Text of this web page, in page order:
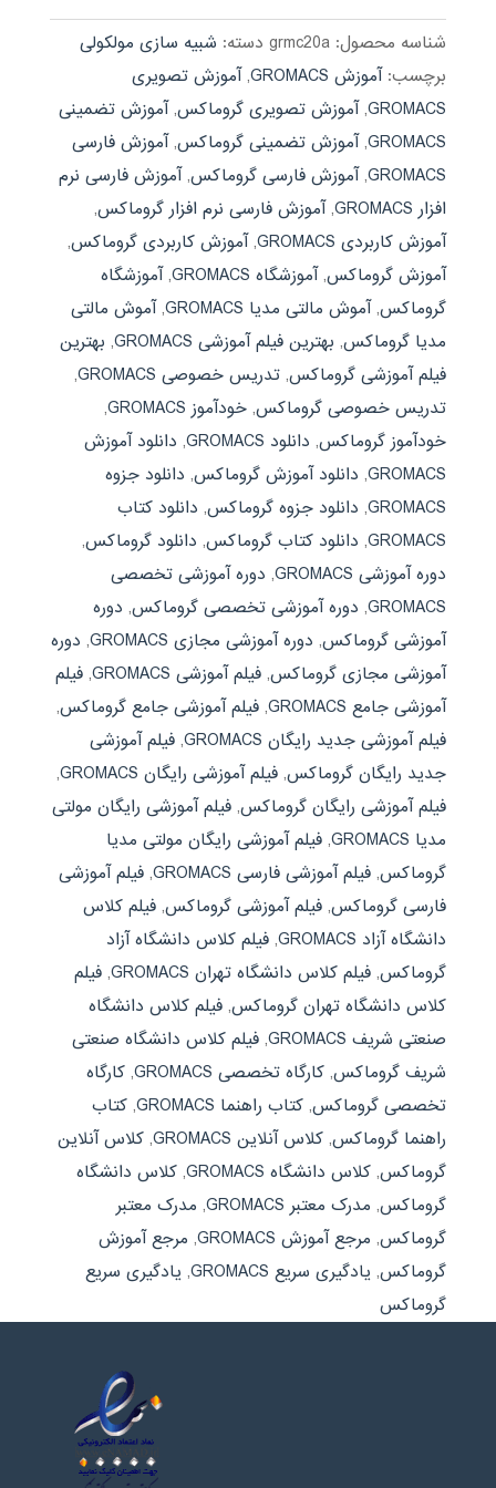
بود.
شناسه محصول: grmc20a دسته: شبیه سازی مولکولی
برچسب:آموزش GROMACS ,آموزش تصویری
GROMACS
,آموزش تصویری گروماکس,آموزش تضمینی
GROMACS
,آموزش تضمینی گروماکس,آموزش فارسی
GROMACS
,آموزش فارسی گروماکس,آموزش فارسی نرم
افزار GROMACS
,آموزش فارسی نرم افزار گروماکس,
آموزش کاربردی GROMACS
,آموزش کاربردی گروماکس,
آموزش گروماکس,آموزشگاه GROMACS ,آموزشگاه
گروماکس,آموش مالتی مدیا GROMACS ,آموش مالتی
مدیا گروماکس, بهترین فیلم آموزشی GROMACS , بهترین
فیلم آموزشی گروماکس, تدریس خصوصی GROMACS
,
تدریس خصوصی گروماکس, خودآموز GROMACS
,
خودآموز گروماکس, دانلود GROMACS , دانلود آموزش
GROMACS
, دانلود آموزش گروماکس, دانلود جزوه
GROMACS
, دانلود جزوه گروماکس, دانلود کتاب
GROMACS
, دانلود کتاب گروماکس, دانلود گروماکس,
دوره آموزشی GROMACS
, دوره آموزشی تخصصی
GROMACS
, دوره آموزشی تخصصی گروماکس, دوره
آموزشی گروماکس, دوره آموزشی مجازی GROMACS , دوره
آموزشی مجازی گروماکس, فیلم آموزشی GROMACS , فیلم
آموزشی جامع GROMACS
, فیلم آموزشی جامع گروماکس,
فیلم آموزشی جدید رایگان GROMACS
, فیلم آموزشی
جدید رایگان گروماکس, فیلم آموزشی رایگان GROMACS
,
فیلم آموزشی رایگان گروماکس, فیلم آموزشی رایگان مولتی
مدیا GROMACS
, فیلم آموزشی رایگان مولتی مدیا
گروماکس, فیلم آموزشی فارسی GROMACS , فیلم آموزشی
فارسی گروماکس, فیلم آموزشی گروماکس, فیلم کلاس
دانشگاه آزاد GROMACS
, فیلم کلاس دانشگاه آزاد
گروماکس, فیلم کلاس دانشگاه تهران GROMACS , فیلم
کلاس دانشگاه تهران گروماکس, فیلم کلاس دانشگاه
صنعتی شریف GROMACS
, فیلم کلاس دانشگاه صنعتی
شریف گروماکس, کارگاه تخصصی GROMACS , کارگاه
تخصصی گروماکس, کتاب راهنما GROMACS , کتاب
راهنما گروماکس, کلاس آنلاین GROMACS , کلاس آنلاین
گروماکس, کلاس دانشگاه GROMACS , کلاس دانشگاه
گروماکس, مدرک معتبر GROMACS , مدرک معتبر
گروماکس, مرجع آموزش GROMACS , مرجع آموزش
گروماکس, یادگیری سریع GROMACS , یادگیری سریع
گروماکس